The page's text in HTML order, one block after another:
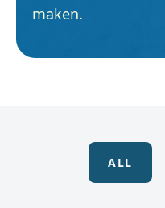
maken.
ALL